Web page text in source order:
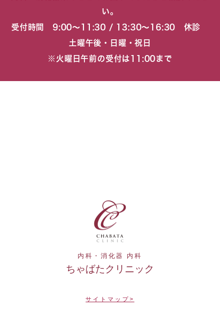
い。
受付時間 9:00〜11:30 / 13:30〜16:30 休診
土曜午後・日曜・祝日
※火曜日午前の受付は11:00まで
内科・消化器 内科
ちゃばたクリニック
サイトマップ>